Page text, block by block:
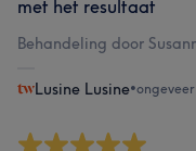
met het resultaat
Behandeling door
Lusine Lusine•